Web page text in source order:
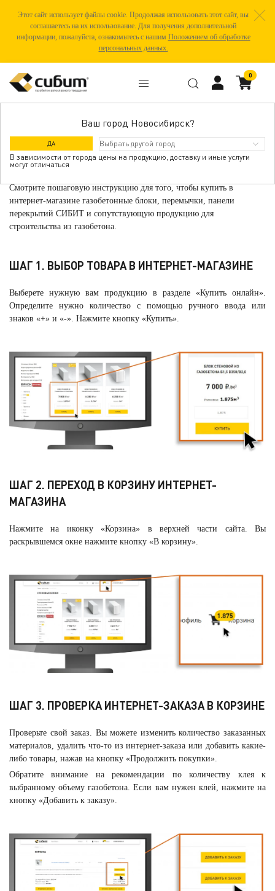
Этот сайт использует файлы cookie. Продолжая использовать этот сайт, вы
соглашаетесь на их использование. Для получения дополнительной
информации, пожалуйста, ознакомьтесь с нашим Положением об обработке
персональных данных.
Ваш город Новосибирск?
ДА
В зависимости от города цены на продукцию, доставку и иные услуги
могут отличаться
0
КАК СДЕЛАТЬ ЗАКАЗ
Смотрите пошаговую инструкцию для того, чтобы купить в
интернет-магазине газобетонные блоки, перемычки, панели
перекрытий СИБИТ и сопутствующую продукцию для
строительства из газобетона.
ШАГ 1. ВЫБОР ТОВАРА В ИНТЕРНЕТ-МАГАЗИНЕ
Выберете нужную вам продукцию в разделе «Купить онлайн».
Определите нужно количество с помощью ручного ввода или
знаков «+» и «-». Нажмите кнопку «Купить».
ШАГ 2. ПЕРЕХОД В КОРЗИНУ ИНТЕРНЕТ-
МАГАЗИНА
Нажмите на иконку «Корзина» в верхней части сайта. Вы
раскрывшемся окне нажмите кнопку «В корзину».
ШАГ 3. ПРОВЕРКА ИНТЕРНЕТ-ЗАКАЗА В КОРЗИНЕ
Проверьте свой заказ. Вы можете изменить количество заказанных
материалов, удалить что-то из интернет-заказа или добавить какие-
либо товары, нажав на кнопку «Продолжить покупки».
Обратите внимание на рекомендации по количеству клея к
выбранному объему газобетона. Если вам нужен клей, нажмите на
кнопку «Добавить к заказу».